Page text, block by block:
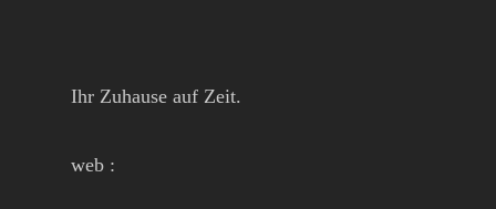
Ihr Zuhause auf Zeit.
web :